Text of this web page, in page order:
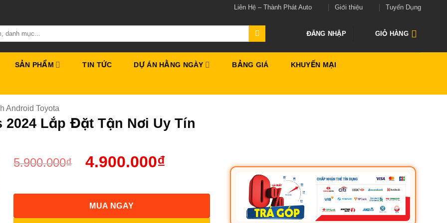
Liên Hệ – Thành Phát Auto Giới thiệu Tuyển Dụng
ĐĂNG NHẬP GIỎ HÀNG
SẢN PHẨM TIN TỨC DỰ ÁN HẰNG NGÀY BẢNG GIÁ KHUYẾN MẠI
Android Toyota
Lắp Đặt Tận Nơi Uy Tín
5.900.000₫ 4.900.000₫
MUA NGAY